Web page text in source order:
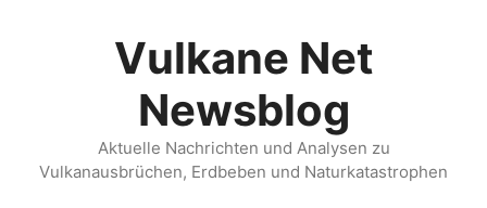
Vulkane Net
Newsblog
Aktuelle Nachrichten und Analysen zu
Vulkanausbrüchen, Erdbeben und Naturkatastrophen